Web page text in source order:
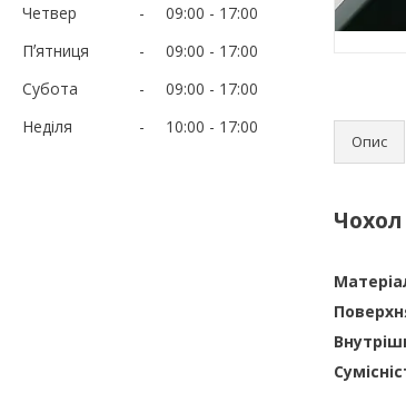
Четвер
09:00
17:00
Пʼятниця
09:00
17:00
Субота
09:00
17:00
Неділя
10:00 17:00
Опис